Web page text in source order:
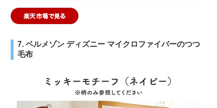
7. ベルメゾン ディズニー マイクロファイバーのつつ
毛布